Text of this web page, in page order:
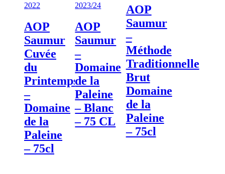
2022
AOP
Saumur
Cuvée
du
Printemps
–
Domaine
de la
Paleine
– 75cl
2023/24
AOP
Saumur
–
Domaine
de la
Paleine
– Blanc
– 75 CL
AOP
Saumur
–
Méthode
Traditionnelle
Brut
Domaine
de la
Paleine
– 75cl